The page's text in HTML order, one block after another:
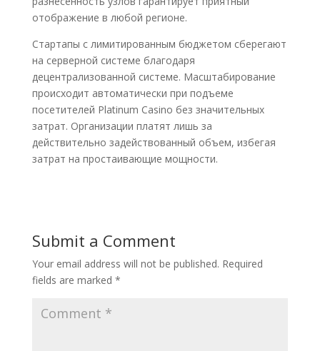
отображение в любой регионе.
Стартапы с лимитированным бюджетом сберегают
на серверной системе благодаря
децентрализованной системе. Масштабирование
происходит автоматически при подъеме
посетителей Platinum Casino без значительных
затрат. Организации платят лишь за
действительно задействованный объем, избегая
затрат на простаивающие мощности.
Submit a Comment
Your email address will not be published. Required
fields are marked *